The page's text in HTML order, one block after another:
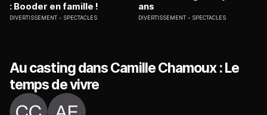
: Booder en famille !
DIVERTISSEMENT SPECTACLES
ans
DIVERTISSEMENT SPECTACLES
Au casting dans Camille Chamoux : Le
temps de vivre